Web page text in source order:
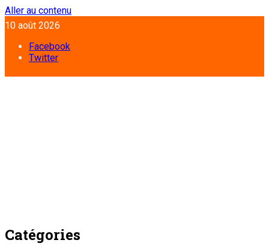
Aller au contenu
10 août 2026
Facebook
Twitter
Catégories